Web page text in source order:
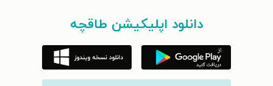
دانلود اپلیکیشن طاقچه